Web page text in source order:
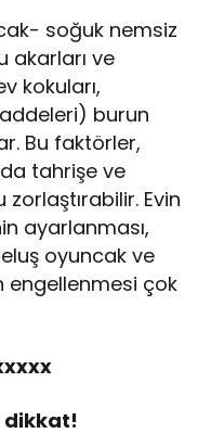
soğuk nemsiz
akarları ve
kokuları,
burun
Bu faktörler,
tahrişe ve
Evin
ayarlanması,
oyuncak ve
engellenmesi çok
dikkat!